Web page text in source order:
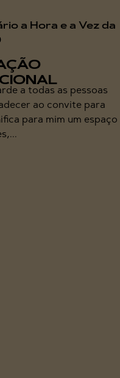
a todas as pessoas
ao convite para
para mim um espaço